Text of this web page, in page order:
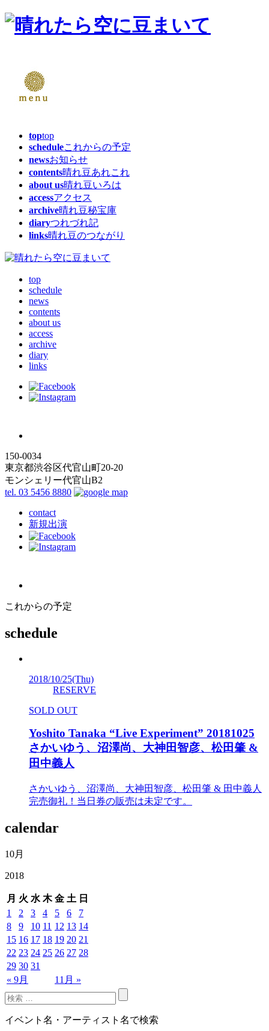
toptop
scheduleこれからの予定
newsお知らせ
contents晴れ豆あれこれ
about us晴れ豆いろは
accessアクセス
archive晴れ豆秘宝庫
diaryつれづれ記
links晴れ豆のつながり
top
schedule
news
contents
about us
access
archive
diary
links
150-0034
東京都渋谷区代官山町20-20
モンシェリー代官山B2
tel. 03 5456 8880
contact
新規出演
これからの予定
schedule
2018/10/25(Thu)
RESERVE
SOLD OUT
Yoshito Tanaka “Live Experiment” 20181025
さかいゆう、沼澤尚、大神田智彦、松田肇 &
田中義人
さかいゆう、沼澤尚、大神田智彦、松田肇 & 田中義人
完売御礼！当日券の販売は未定です。
calendar
10月
2018
月 火 水 木 金 土 日
« 9月 11月 »
1 2 3 4 5 6
7
8
9 10 11 12 13 14
15 16 17 18 19 20 21
22 23 24 25 26 27 28
29 30 31
イベント名・アーティスト名で検索